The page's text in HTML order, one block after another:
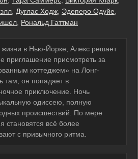
Дуглас Ходж Эдеперо Одуйе
Рональд Гаттман
жизни в Нью-Йорке, Алекс решает
приглашение присмотреть за
коттеджем» на Лонг-
там, он попадает в
приключение. Ночь
одиссею, полную
происшествий. По мере
становятся всё более
с привычного ритма.